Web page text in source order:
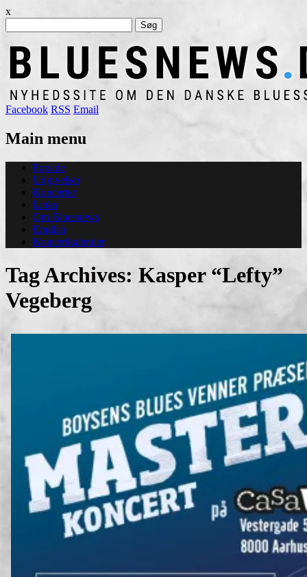
x
efter:
Facebook RSS Email
Main menu
Skip
content
Forside
Udgivelser
Koncerter
Links
Om Bluesnews
English
Koncertkalender
Tag Archives: Kasper “Lefty”
Vegeberg